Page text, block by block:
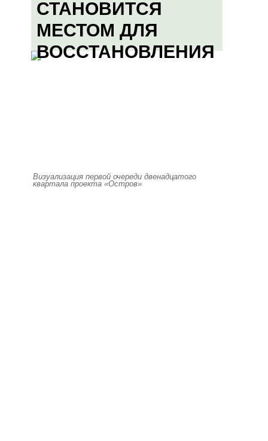
СТАНОВИТСЯ
МЕСТОМ ДЛЯ
ВОССТАНОВЛЕНИЯ
Визуализация первой очереди двенадцатого
квартала проекта «Остров»